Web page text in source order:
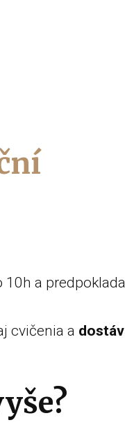
10h a
cvičenia a